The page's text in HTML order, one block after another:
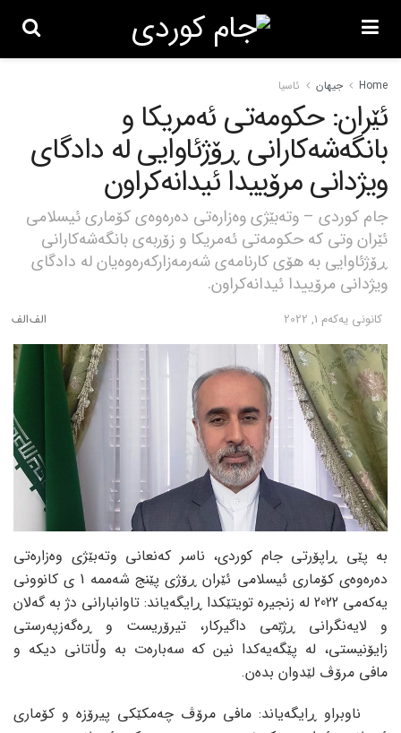
Home جیهان ئاسیا
ئێران: حکومەتی ئەمریکا و
بانگەشەکارانی ڕۆژئاوایی لە دادگای
ویژدانی مرۆییدا ئیدانەکراون
جام کوردی – وتەبێژی وەزارەتی دەرەوەی کۆماری ئیسلامی
ئێران وتی کە حکومەتی ئەمریکا و زۆربەی بانگەشەکارانی
ڕۆژئاوایی بە هۆی کارنامەی شەرمەزارکەرەوەیان لە دادگای
ویژدانی مرۆییدا ئیدانەکراون.
كانونی یه‌كه‌م 1, 2022
بە پێی ڕاپۆرتی جام کوردی، ناسر کەنعانی وتەبێژی وەزارەتی
دەرەوەی کۆماری ئیسلامی ئێران ڕۆژی پێنج شەممە 1 ی کانوونی
یەکەمی 2022 لە زنجیرە تویتێکدا ڕایگەیاند: تاوانبارانی دژ بە گەلان
و لایەنگرانی ڕژێمی داگیرکار، تیرۆریست و ڕەگەزپەرستی
زایۆنیستی، لە پێگەیەکدا نین کە سەبارەت بە وڵاتانی دیکە و
مافی مرۆڤ لێدوان بدەن.
ناوبراو ڕایگەیاند: مافی مرۆڤ چەمکێکی پیرۆزە و کۆماری